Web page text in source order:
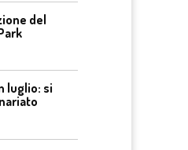
del
luglio: si